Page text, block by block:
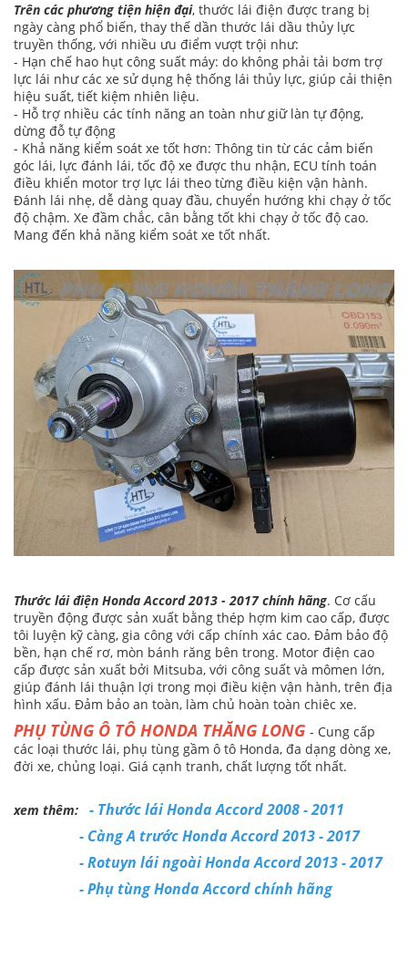
Trên các phương tiện hiện đại, thước lái điện được trang bị
ngày càng phổ biến, thay thế dần thước lái dầu thủy lực
truyền thống, với nhiều ưu điểm vượt trội như:
- Hạn chế hao hụt công suất máy: do không phải tải bơm trợ
lực lái như các xe sử dụng hệ thống lái thủy lực, giúp cải thiện
hiệu suất, tiết kiệm nhiên liệu.
- Hỗ trợ nhiều các tính năng an toàn như giữ làn tự động,
dừng đỗ tự động
- Khả năng kiểm soát xe tốt hơn: Thông tin từ các cảm biến
góc lái, lực đánh lái, tốc độ xe được thu nhận, ECU tính toán
điều khiển motor trợ lực lái theo từng điều kiện vận hành.
Đánh lái nhẹ, dễ dàng quay đầu, chuyển hướng khi chạy ở tốc
độ chậm. Xe đầm chắc, cân bằng tốt khi chạy ở tốc độ cao.
Mang đến khả năng kiểm soát xe tốt nhất.
Thước lái điện Honda Accord 2013 - 2017 chính hãng. Cơ cấu
truyền động được sản xuất bằng thép hợm kim cao cấp, được
tôi luyện kỹ càng, gia công với cấp chính xác cao. Đảm bảo độ
bền, hạn chế rơ, mòn bánh răng bên trong. Motor điện cao
cấp được sản xuất bởi Mitsuba, với công suất và mômen lớn,
giúp đánh lái thuận lợi trong mọi điều kiện vận hành, trên địa
hình xấu. Đảm bảo an toàn, làm chủ hoàn toàn chiêc xe.
PHỤ TÙNG Ô TÔ HONDA THĂNG LONG - Cung cấp
các loại thước lái, phụ tùng gầm ô tô Honda, đa dạng dòng xe,
đời xe, chủng loại. Giá cạnh tranh, chất lượng tốt nhất.
xem thêm: - Thước lái Honda Accord 2008 - 2011
- Càng A trước Honda Accord 2013 - 2017
-Rotuyn lái ngoài Honda Accord 2013 - 2017
-Phụ tùng Honda Accord chính hãng